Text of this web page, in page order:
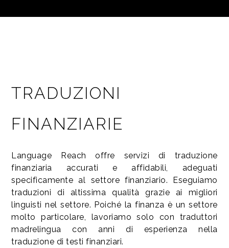
TRADUZIONI
FINANZIARIE
Language Reach offre servizi di traduzione
finanziaria accurati e affidabili, adeguati
specificamente al settore finanziario. Eseguiamo
traduzioni di altissima qualità grazie ai migliori
linguisti nel settore. Poiché la finanza è un settore
molto particolare, lavoriamo solo con traduttori
madrelingua con anni di esperienza nella
traduzione di testi finanziari.